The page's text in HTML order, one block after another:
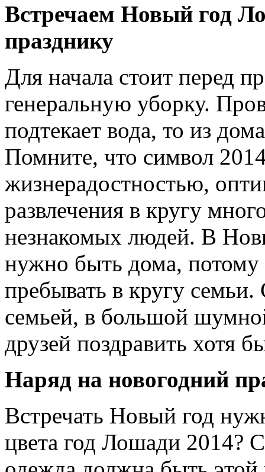
Встречаем Новый год
празднику
Для начала стоит перед
генеральную уборку.
подтекает вода, то из
Помните, что символ
жизнерадостностью,
развлечения в кругу
незнакомых людей. В
нужно быть дома,
пребывать в кругу семьи.
семьей, в большой
друзей поздравить хотя
Наряд на новогодний
Встречать Новый год
цвета год Лошади 2014?